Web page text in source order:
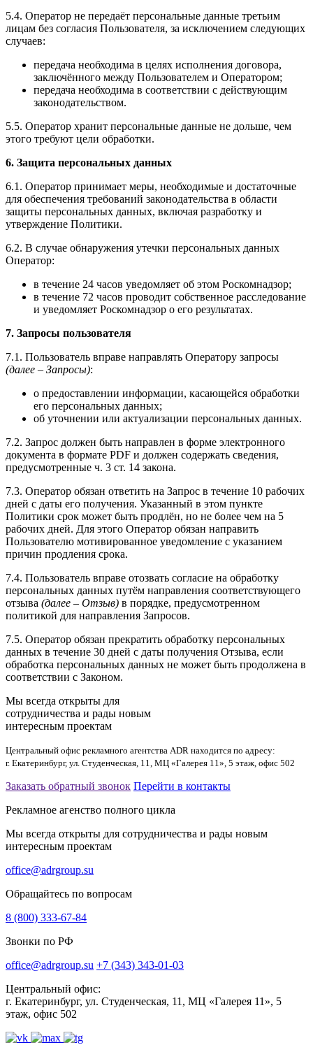
5.4. Оператор не передаёт персональные данные третьим
лицам без согласия Пользователя, за исключением следующих
случаев:
передача необходима в целях исполнения договора,
заключённого между Пользователем и Оператором;
передача необходима в соответствии с действующим
законодательством.
5.5. Оператор хранит персональные данные не дольше, чем
этого требуют цели обработки.
6. Защита персональных данных
6.1. Оператор принимает меры, необходимые и достаточные
для обеспечения требований законодательства в области
защиты персональных данных, включая разработку и
утверждение Политики.
6.2. В случае обнаружения утечки персональных данных
Оператор:
в течение 24 часов уведомляет об этом Роскомнадзор;
в течение 72 часов проводит собственное расследование
и уведомляет Роскомнадзор о его результатах.
7. Запросы пользователя
7.1. Пользователь вправе направлять Оператору запросы
(далее – Запросы):
о предоставлении информации, касающейся обработки
его персональных данных;
об уточнении или актуализации персональных данных.
7.2. Запрос должен быть направлен в форме электронного
документа в формате PDF и должен содержать сведения,
предусмотренные ч. 3 ст. 14 закона.
7.3. Оператор обязан ответить на Запрос в течение 10 рабочих
дней с даты его получения. Указанный в этом пункте
Политики срок может быть продлён, но не более чем на 5
рабочих дней. Для этого Оператор обязан направить
Пользователю мотивированное уведомление с указанием
причин продления срока.
7.4. Пользователь вправе отозвать согласие на обработку
персональных данных путём направления соответствующего
отзыва (далее – Отзыв) в порядке, предусмотренном
политикой для направления Запросов.
7.5. Оператор обязан прекратить обработку персональных
данных в течение 30 дней с даты получения Отзыва, если
обработка персональных данных не может быть продолжена в
соответствии с Законом.
Мы всегда открыты для
сотрудничества и рады новым
интересным проектам
Центральный офис рекламного агентства ADR находится по адресу:
г. Екатеринбург, ул. Студенческая, 11, МЦ «Галерея 11», 5 этаж, офис 502
Заказать обратный звонок Перейти в контакты
Рекламное агенство полного цикла
Мы всегда открыты для сотрудничества и рады новым
интересным проектам
office@adrgroup.su
Обращайтесь по вопросам
8 (800) 333-67-84
Звонки по РФ
office@adrgroup.su +7 (343) 343-01-03
Центральный офис:
г. Екатеринбург, ул. Студенческая, 11, МЦ «Галерея 11», 5
этаж, офис 502